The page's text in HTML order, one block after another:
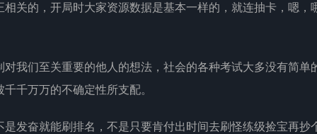
关的，开局时大家资源数据是基本一样的，就连抽卡，嗯，
我们至关重要的他人的想法，社会的各种考试大多没有简单
千万万的不确定性所支配。
发奋就能刷排名，不是只要肯付出时间去刷怪练级捡宝再抄